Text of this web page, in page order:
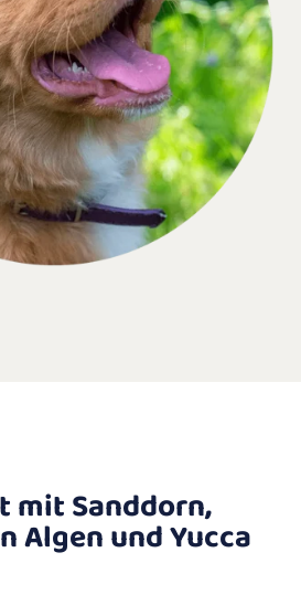
mit Sanddorn,
Algen und Yucca